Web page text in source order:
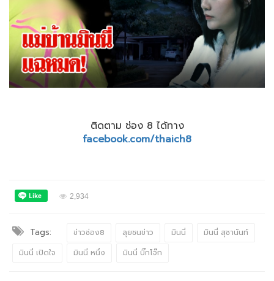
ติดตาม ช่อง 8 ได้ทาง
facebook.com/thaich8
2,934
Tags: ข่าวช่อง8 ลุยชนข่าว มินนี่
มินนี่ สุชานันท์
มินนี่ เปิดใจ
มินนี่ หนึ่ง มินนี่ บิ๊กโจ๊ก